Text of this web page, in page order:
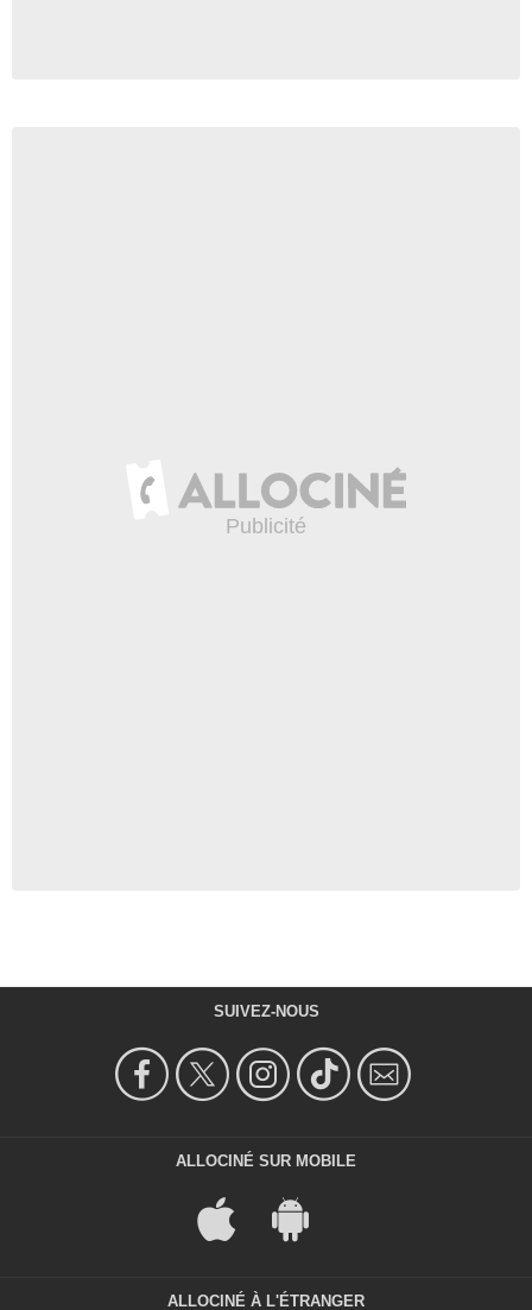
SUIVEZ-NOUS
ALLOCINÉ SUR MOBILE
ALLOCINÉ À L'ÉTRANGER